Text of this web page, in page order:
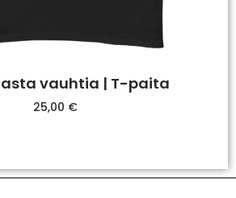
vauhtia | T-paita
25,00 €